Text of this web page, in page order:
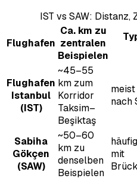
IST vs SAW:
Flughafen
Ca. km zu
zentralen
Beispielen
Flughafen
Istanbul
(IST)
~45–55
km zum
Korridor
Taksim–
Beşiktaş
nach
Sabiha
Gökçen
(SAW)
~50–60
km zu
denselben
Beispielen
mit